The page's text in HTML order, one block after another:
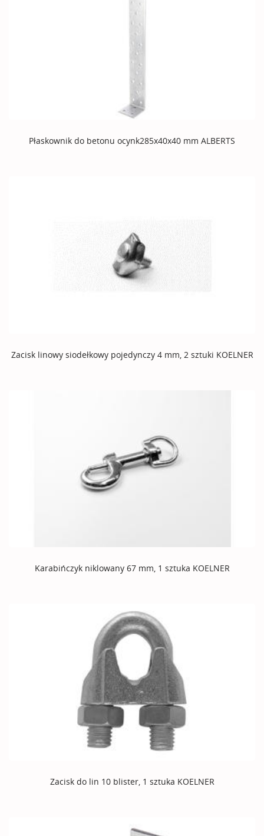
Płaskownik do betonu ocynk285x40x40 mm ALBERTS
Zacisk linowy siodełkowy pojedynczy 4 mm, 2 sztuki KOELNER
Karabińczyk niklowany 67 mm, 1 sztuka KOELNER
Zacisk do lin 10 blister, 1 sztuka KOELNER